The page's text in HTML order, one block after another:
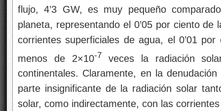
flujo, 4’3 GW, es muy pequeño
planeta, representando el 0’05 por ciento
corrientes superficiales de agua, el 0’01
menos de 2×10-7 veces la radiación
continentales. Claramente, en la
parte insignificante de la radiación solar
solar, como indirectamente, con las